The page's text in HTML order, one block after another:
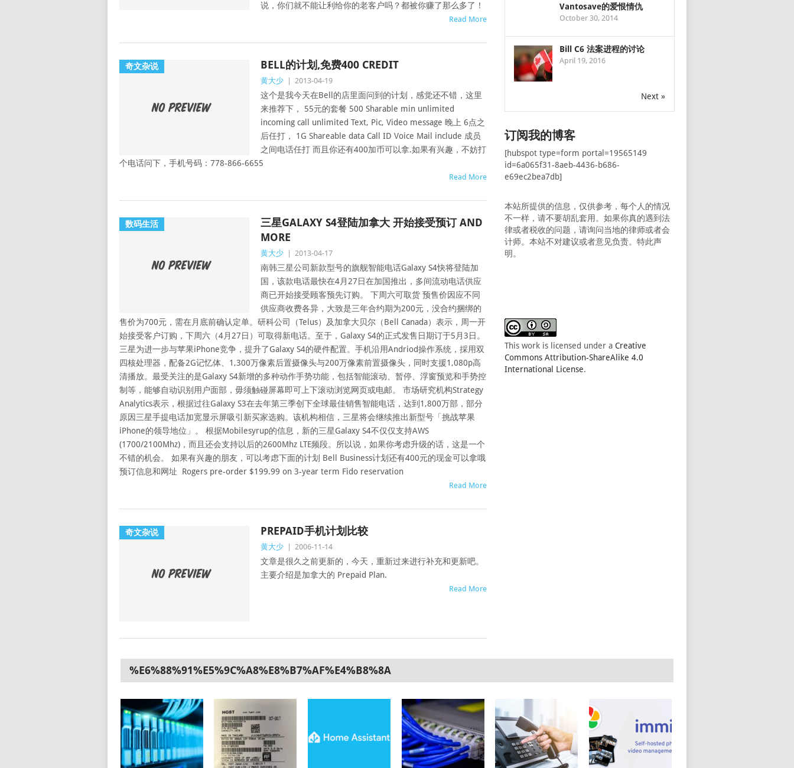
说，你们就不能让利给你的老客户吗？都被你赚了那么多了！
Read More
奇文杂说 BELL的计划,免费400 CREDIT
黄大少 2013-04-19
这个是我今天在Bell的店里面问到的计划，感觉还不错，这里
来推荐下， 55元的套餐 500 Sharable min unlimited
incoming call unlimited Text, Pic, Video message 晚上 6点之
后任打， 1G Shareable data Call ID Voice Mail include 成员
之间电话任打 而且你还有400加币可以拿.如果有兴趣，不妨打
个电话问下，手机号码：778-866-6655
Read More
数码生活
三星GALAXY S4登陆加拿大 开始接受预订 AND
MORE
黄大少 2013-04-17
南韩三星公司新款型号的旗舰智能电话Galaxy S4快将登陆加
国，该款电话最快在4月27日在加国推出，多间流动电话供应
商已开始接受顾客预先订购。 下周六可取货 预售价因应不同
供应商收费各异，大致是三年合约期为200元，没合约捆绑的
售价为700元，需在月底前确认定单。研科公司（Telus）及加拿大贝尔（Bell Canada）表示，周一开
始接受客户订购，下周六（4月27日）可取得新电话。至于，Galaxy S4的正式发售日期订于5月3日。
三星为进一步与苹果iPhone竞争，提升了Galaxy S4的硬件配置。手机沿用Andriod操作系统，採用双
四核处理器，配备2G记忆体、1,300万像素后置摄像头与200万像素前置摄像头，同时支援1,080p高
清播放。最受关注的是Galaxy S4新增的多种动作手势功能，包括智能滚动、暂停、浮窗预览和手势控
制等，能够自动识别用户面部，毋须触碰屏幕即可上下滚动浏览网页或电邮。 市场研究机构Strategy
Analytics表示，根据过往Galaxy S3在去年第三季创下全球最佳销售智能电话，达到1,800万部，部分
原因三星手提电话加宽显示屏吸引新买家选购。该机构相信，三星将会继续推出新型号「挑战苹果
iPhone的领导地位」。 根据Mobilesyrup的信息，新的三星Galaxy S4不仅仅支持AWS
(1700/2100Mhz)，而且还会支持以后的2600Mhz LTE频段。所以说，如果你考虑升级的话，这是一个
不错的机会。 如果有兴趣的朋友，可以考虑下面的计划 Bell Business计划还有400元的现金可以拿哦
预订信息和网址 Rogers pre-order $199.99 on 3-year term Fido reservation
Read More
奇文杂说 PREPAID手机计划比较
黄大少 2006-11-14
文章是很久之前更新的，今天，重新过来进行补充和更新吧。
主要介绍是加拿大的 Prepaid Plan.
Read More
Vantosave的爱恨情仇
October 30, 2014
Bill C6 法案进程的讨论
April 19, 2016
Next »
订阅我的博客
[hubspot type=form portal=19565149
id=6a065f31-8aeb-4436-b686-
e69ec2bea7db]
本站所提供的信息，仅供参考，每个人的情况
不一样，请不要胡乱套用。如果你真的遇到法
律或者税收的问题，请询问当地的律师或者会
计师。本站不对建议或者意见负责。特此声
明。
This work is licensed under a Creative
Commons Attribution-ShareAlike 4.0
International License.
%E6%88%91%E5%9C%A8%E8%B7%AF%E4%B8%8A